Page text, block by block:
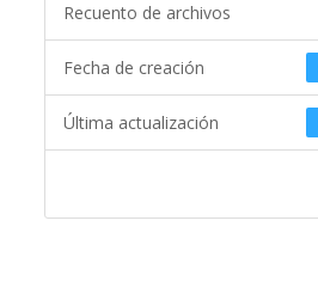
Recuento de archivos
Fecha de creación
Última actualización